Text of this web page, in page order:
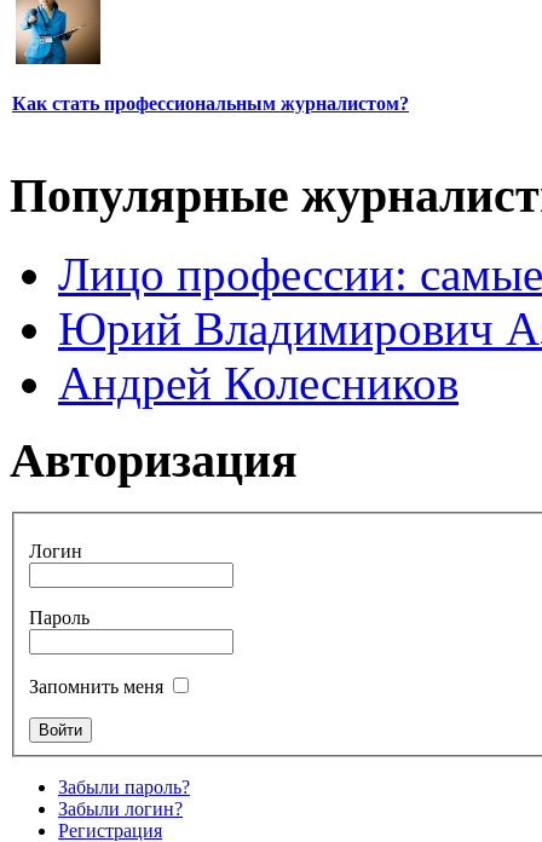
Как стать профессиональным журналистом?
Популярные
Лицо профессии:
Юрий Владимирович
Андрей Колесников
Авторизация
Логин
Пароль
Запомнить меня
Забыли пароль?
Забыли логин?
Регистрация